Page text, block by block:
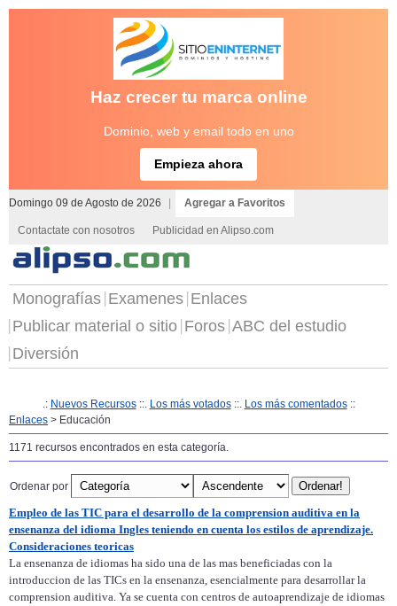
Haz crecer tu marca online
Dominio, web y email todo en uno
Empieza ahora
Domingo 09 de Agosto de 2026 Agregar a Favoritos
Contactate con nosotros Publicidad en Alipso.com
Monografías Examenes Enlaces
Publicar material o sitio Foros ABC del estudio
Diversión
.: Nuevos Recursos::. Los más votados::. Los más comentados::
Enlaces > Educación
1171 recursos encontrados en esta categoría.
Ordenar por
Empleo de las TIC para el desarrollo de la comprension auditiva en la
ensenanza del idioma Ingles teniendo en cuenta los estilos de aprendizaje.
Consideraciones teoricas
La ensenanza de idiomas ha sido una de las mas beneficiadas con la
introduccion de las TICs en la ensenanza, esencialmente para desarrollar la
comprension auditiva. Ya se cuenta con centros de autoaprendizaje de idiomas